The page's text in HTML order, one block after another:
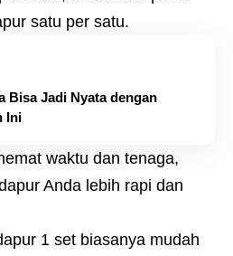
satu per satu.
Bisa Jadi Nyata dengan
Ini
waktu dan tenaga,
Anda lebih rapi dan
1 set biasanya mudah